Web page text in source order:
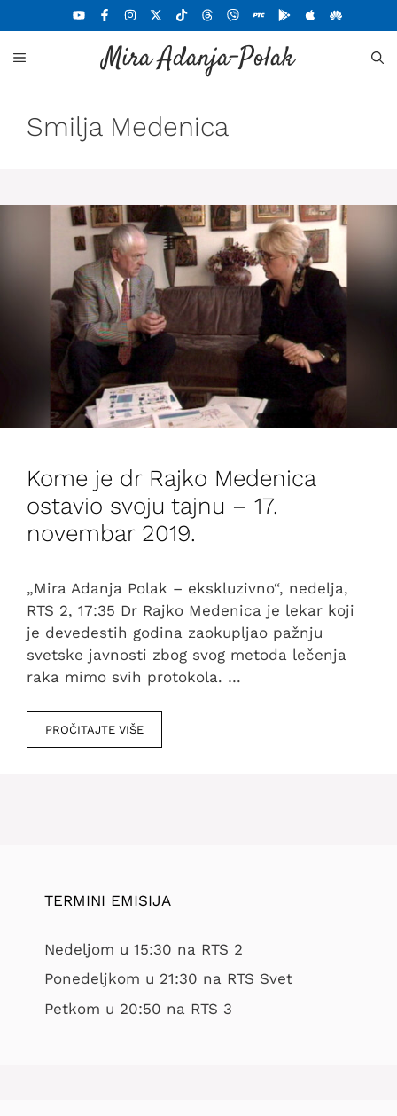
na
sadržaj
Mira Adanja-Polak
MENU
Smilja Medenica
Kome je dr Rajko Medenica
ostavio svoju tajnu – 17.
novembar 2019.
„Mira Adanja Polak – ekskluzivno“, nedelja,
RTS 2, 17:35 Dr Rajko Medenica je lekar koji
je devedestih godina zaokupljao pažnju
svetske javnosti zbog svog metoda lečenja
raka mimo svih protokola. …
PROČITAJTE VIŠE
TERMINI EMISIJA
Nedeljom u 15:30 na RTS 2
Ponedeljkom u 21:30 na RTS Svet
Petkom u 20:50 na RTS 3